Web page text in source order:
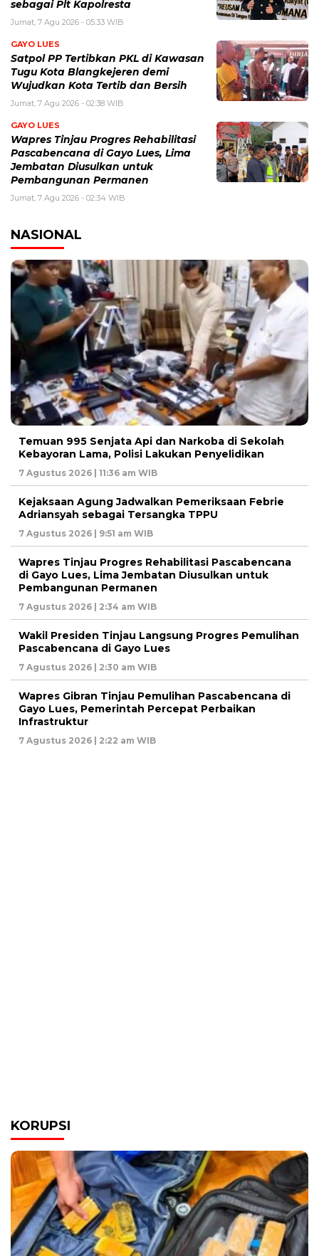
sebagai Plt Kapolresta
Jumat, 7 Agu 2026 - 05:33 WIB
GAYO LUES
Satpol PP Tertibkan PKL di Kawasan
Tugu Kota Blangkejeren demi
Wujudkan Kota Tertib dan Bersih
Jumat, 7 Agu 2026 - 02:38 WIB
GAYO LUES
Wapres Tinjau Progres Rehabilitasi
Pascabencana di Gayo Lues, Lima
Jembatan Diusulkan untuk
Pembangunan Permanen
Jumat, 7 Agu 2026 - 02:34 WIB
NASIONAL
Temuan 995 Senjata Api dan Narkoba di Sekolah
Kebayoran Lama, Polisi Lakukan Penyelidikan
7 Agustus 2026 | 11:36 am WIB
Kejaksaan Agung Jadwalkan Pemeriksaan Febrie
Adriansyah sebagai Tersangka TPPU
7 Agustus 2026 | 9:51 am WIB
Wapres Tinjau Progres Rehabilitasi Pascabencana
di Gayo Lues, Lima Jembatan Diusulkan untuk
Pembangunan Permanen
7 Agustus 2026 | 2:34 am WIB
Wakil Presiden Tinjau Langsung Progres Pemulihan
Pascabencana di Gayo Lues
7 Agustus 2026 | 2:30 am WIB
Wapres Gibran Tinjau Pemulihan Pascabencana di
Gayo Lues, Pemerintah Percepat Perbaikan
Infrastruktur
7 Agustus 2026 | 2:22 am WIB
KORUPSI